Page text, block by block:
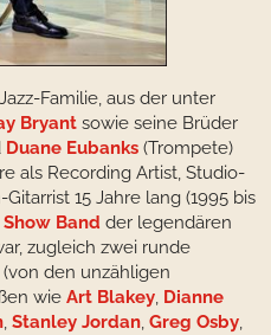
Familie, aus der unter
Bryant sowie seine Brüder
Duane Eubanks (Trompete)
als Recording Artist, Studio-
15 Jahre lang (1995 bis
Band der legendären
zugleich zwei runde
den unzähligen
wie Art Blakey, Dianne
, Stanley Jordan, Greg Osby,